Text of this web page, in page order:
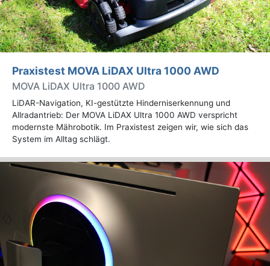
Praxistest MOVA LiDAX Ultra 1000 AWD
MOVA LiDAX Ultra 1000 AWD
LiDAR-Navigation, KI-gestützte Hinderniserkennung und
Allradantrieb: Der MOVA LiDAX Ultra 1000 AWD verspricht
modernste Mährobotik. Im Praxistest zeigen wir, wie sich das
System im Alltag schlägt.